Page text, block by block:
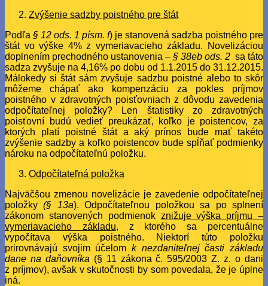
Zvýšenie sadzby poistného pre štát
Podľa § 12 ods. 1 písm. f) je stanovená sadzba poistného pre
štát vo výške 4% z vymeriavacieho základu. Novelizáciou
doplnením prechodného ustanovenia – § 38eb ods. 2 sa táto
sadza zvyšuje na 4,16% po dobu od 1.1.2015 do 31.12.2015.
Málokedy si štát sám zvyšuje sadzbu poistné alebo to skôr
môžeme chápať ako kompenzáciu za pokles príjmov
poistného v zdravotných poisťovniach z dôvodu zavedenia
odpočítateľnej položky? Len štatistiky zo zdravotných
poisťovní budú vedieť preukázať, koľko je poistencov, za
ktorých platí poistné štát a aký prínos bude mať takéto
zvýšenie sadzby a koľko poistencov bude spĺňať podmienky
nároku na odpočítateľnú položku.
Odpočítateľná položka
Najväčšou zmenou novelizácie je zavedenie odpočítateľnej
položky(§ 13a). Odpočítateľnou položkou sa po splnení
zákonom stanovených podmienok znižuje výška príjmu –
vymeriavacieho základu, z ktorého sa percentuálne
vypočítava výška poistného. Niektorí túto položku
prirovnávajú svojim účelom k nezdaniteľnej časti základu
dane na daňovníka (§ 11 zákona č. 595/2003 Z. z. o dani
z príjmov), avšak v skutočnosti by som povedala, že je úplne
iná.